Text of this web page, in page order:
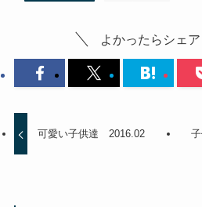
よかったらシェア
可愛い子供達 2016.02